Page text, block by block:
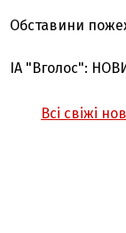
Обставини
ІА "Вголос":
Всі свіжі